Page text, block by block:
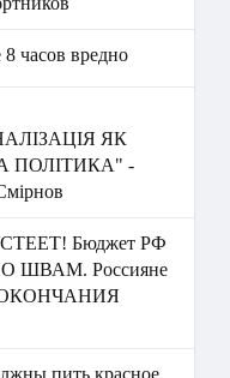
8 часов вредно
ЯК
ПОЛІТИКА" -
Бюджет РФ
ШВАМ. Россияне